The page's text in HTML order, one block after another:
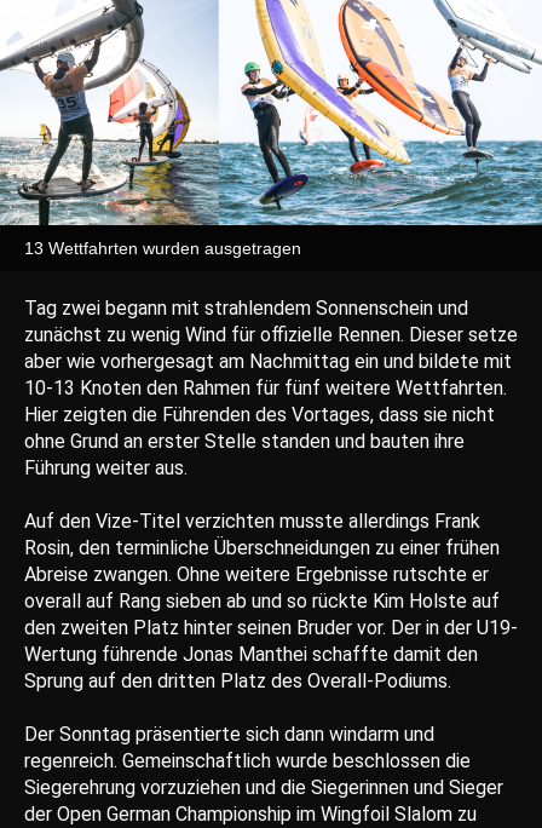
13 Wettfahrten wurden ausgetragen
Tag zwei begann mit strahlendem Sonnenschein und
zunächst zu wenig Wind für offizielle Rennen. Dieser setze
aber wie vorhergesagt am Nachmittag ein und bildete mit
10-13 Knoten den Rahmen für fünf weitere Wettfahrten.
Hier zeigten die Führenden des Vortages, dass sie nicht
ohne Grund an erster Stelle standen und bauten ihre
Führung weiter aus.
Auf den Vize-Titel verzichten musste allerdings Frank
Rosin, den terminliche Überschneidungen zu einer frühen
Abreise zwangen. Ohne weitere Ergebnisse rutschte er
overall auf Rang sieben ab und so rückte Kim Holste auf
den zweiten Platz hinter seinen Bruder vor. Der in der U19-
Wertung führende Jonas Manthei schaffte damit den
Sprung auf den dritten Platz des Overall-Podiums.
Der Sonntag präsentierte sich dann windarm und
regenreich. Gemeinschaftlich wurde beschlossen die
Siegerehrung vorzuziehen und die Siegerinnen und Sieger
der Open German Championship im Wingfoil Slalom zu